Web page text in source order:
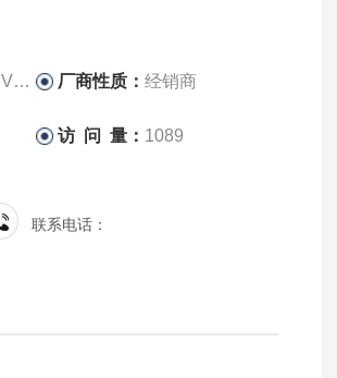
厂商性质：经销商
访 问 量： 1089
联系电话：